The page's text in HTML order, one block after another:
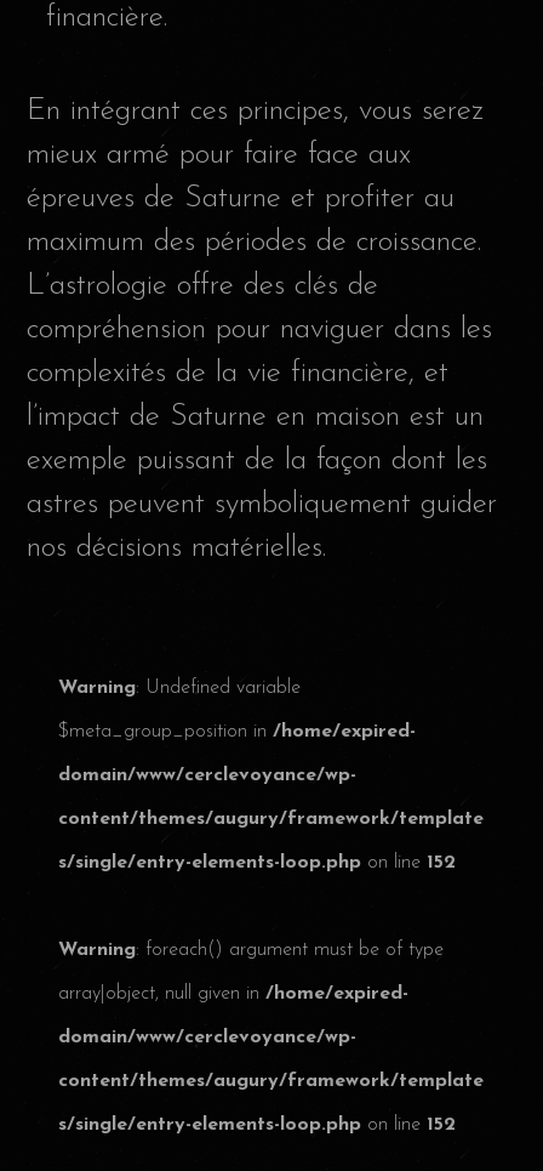
financière.
En intégrant ces principes, vous serez
mieux armé pour faire face aux
épreuves de Saturne et profiter au
maximum des périodes de croissance.
L’astrologie offre des clés de
compréhension pour naviguer dans les
complexités de la vie financière, et
l’impact de Saturne en maison est un
exemple puissant de la façon dont les
astres peuvent symboliquement guider
nos décisions matérielles.
Warning: Undefined variable
$meta_group_position in/home/expired-
domain/www/cerclevoyance/wp-
content/themes/augury/framework/template
s/single/entry-elements-loop.php on line 152
Warning: foreach() argument must be of type
array|object, null given in/home/expired-
domain/www/cerclevoyance/wp-
content/themes/augury/framework/template
s/single/entry-elements-loop.php on line 152